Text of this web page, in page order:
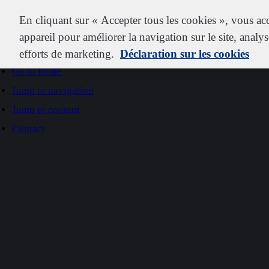
Go to home
Jump to navigation
Jump to content
Contact
IDEXXEn cliquant sur « Accepter tous les cookies », vous
appareil pour améliorer la navigation sur le site,
efforts de marketing. Déclaration sur les cookies